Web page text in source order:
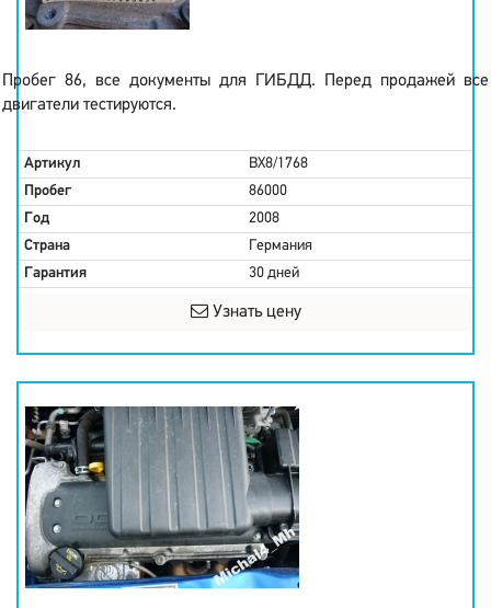
Пробег 86, все документы для ГИБДД. Перед продажей все
двигатели тестируются.
Артикул
BX8/1768
Пробег
86000
Год
2008
Страна
Германия
Гарантия
30 дней
Узнать цену